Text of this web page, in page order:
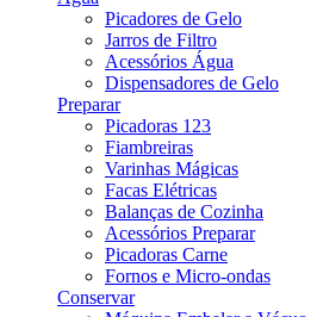
Picadores de Gelo
Jarros de Filtro
Acessórios Água
Dispensadores de Gelo
Preparar
Picadoras 123
Fiambreiras
Varinhas Mágicas
Facas Elétricas
Balanças de Cozinha
Acessórios Preparar
Picadoras Carne
Fornos e Micro-ondas
Conservar